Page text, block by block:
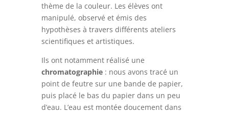
thème de la couleur. Les élèves ont
manipulé, observé et émis des
hypothèses à travers différents ateliers
scientifiques et artistiques.
Ils ont notamment réalisé une
chromatographie: nous avons tracé un
point de feutre sur une bande de papier,
puis placé le bas du papier dans un peu
d’eau. L’eau est montée doucement dans